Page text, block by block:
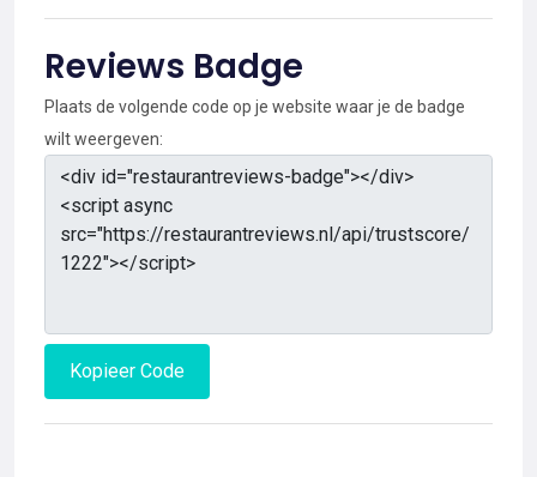
Reviews Badge
Plaats de volgende code op je website waar je de badge
wilt weergeven:
Kopieer Code